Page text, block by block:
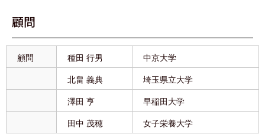
顧問
顧問 種田 行男 中京大学
北畠 義典 埼玉県立大学
澤田 亨 早稲田大学
田中 茂穂 女子栄養大学